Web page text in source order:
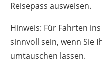
Reisepass ausweisen.
Hinweis: Für Fahrten
sinnvoll sein, wenn Sie
umtauschen lassen.